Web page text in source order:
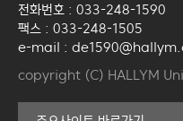
전화번호 : 033-248-1590
팩스 : 033-248-1505
e-mail :
copyright (C) HALLYM